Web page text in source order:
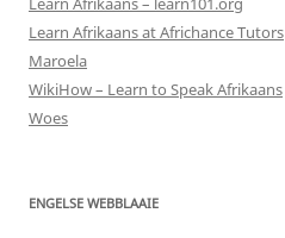
Learn Afrikaans at Africhance Tutors
Maroela
WikiHow – Learn to Speak Afrikaans
Woes
ENGELSE WEBBLAAIE